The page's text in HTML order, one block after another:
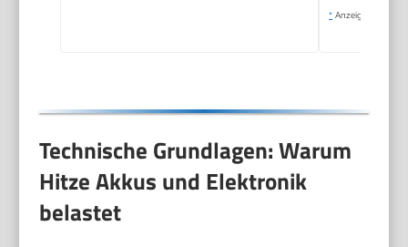
* Anzeige
Technische Grundlagen: Warum
Hitze Akkus und Elektronik
belastet